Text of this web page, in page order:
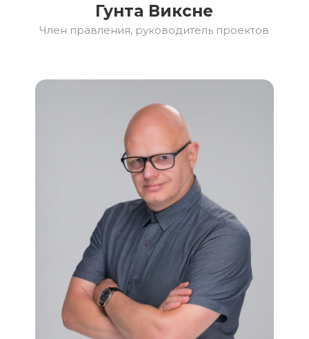
Гунта Виксне
Член правления, руководитель проектов